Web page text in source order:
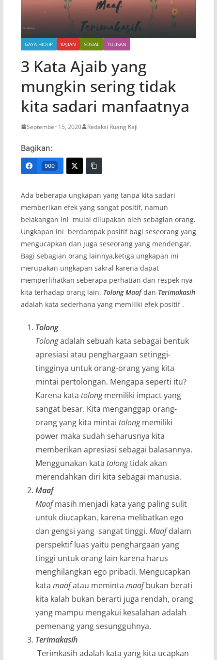
GAYA HIDUP KAJIAN SOSIAL TULISAN
3 Kata Ajaib yang
mungkin sering tidak
kita sadari manfaatnya
September 15, 2020 Redaksi Ruang Kaji
Bagikan:
900
Ada beberapa ungkapan yang tanpa kita sadari
memberikan efek yang sangat positif, namun
belakangan ini mulai dilupakan oleh sebagian orang.
Ungkapan ini berdampak positif bagi seseorang yang
mengucapkan dan juga seseorang yang mendengar.
Bagi sebagian orang lainnya,ketiga ungkapan ini
merupakan ungkapan sakral karena dapat
memperlihatkan seberapa perhatian dan respek nya
kita terhadap orang lain. Tolong Maafdan Terimakasih
adalah kata sederhana yang memiliki efek positif .
Tolong
Tolongadalah sebuah kata sebagai bentuk
apresiasi atau penghargaan setinggi-
tingginya untuk orang-orang yang kita
mintai pertolongan. Mengapa seperti itu?
Karena kata tolongmemiliki impact yang
sangat besar. Kita menganggap orang-
orang yang kita mintai tolongmemiliki
power maka sudah seharusnya kita
memberikan apresiasi sebagai balasannya.
Menggunakan kata tolongtidak akan
merendahkan diri kita sebagai manusia.
Maaf
Maafmasih menjadi kata yang paling sulit
untuk diucapkan, karena melibatkan ego
dan gengsi yang sangat tinggi. Maafdalam
perspektif luas yaitu penghargaan yang
tinggi untuk orang lain karena harus
menghilangkan ego pribadi. Mengucapkan
kata maafatau meminta maafbukan berati
kita kalah bukan berarti juga rendah, orang
yang mampu mengakui kesalahan adalah
pemenang yang sesungguhnya.
Terimakasih
Terimkasih adalah kata yang kita ucapkan